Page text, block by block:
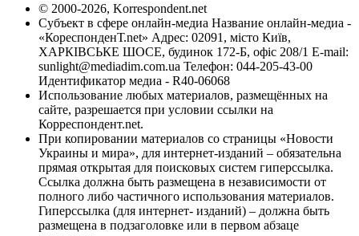
© 2000-2026, Korrespondent.net
Субъект в сфере онлайн-медиа Название онлайн-медиа -
«КореспонденТ.net» Адрес: 02091, місто Київ,
ХАРКІВСЬКЕ ШОСЕ, будинок 172-Б, офіс 208/1 E-mail:
sunlight@mediadim.com.ua Телефон: 044-205-43-00
Идентификатор медиа - R40-06068
Использование любых материалов, размещённых на
сайте, разрешается при условии ссылки на
Корреспондент.net.
При копировании материалов со страницы «Новости
Украины и мира», для интернет-изданий – обязательна
прямая открытая для поисковых систем гиперссылка.
Ссылка должна быть размещена в независимости от
полного либо частичного использования материалов.
Гиперссылка (для интернет- изданий) – должна быть
размещена в подзаголовке или в первом абзаце